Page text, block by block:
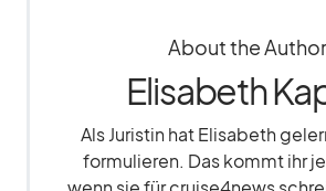
About the Author
Elisabeth
Als Juristin hat Elisabeth
formulieren. Das kommt ihr